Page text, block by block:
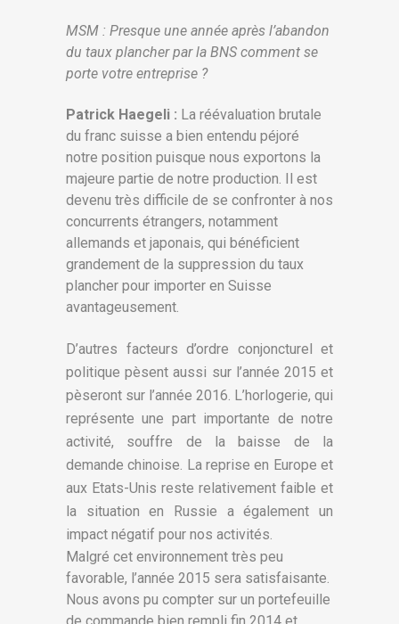
MSM : Presque une année après l’abandon
du taux plancher par la BNS comment se
porte votre entreprise ?
Patrick Haegeli : La réévaluation brutale
du franc suisse a bien entendu péjoré
notre position puisque nous exportons la
majeure partie de notre production. Il est
devenu très difficile de se confronter à nos
concurrents étrangers, notamment
allemands et japonais, qui bénéficient
grandement de la suppression du taux
plancher pour importer en Suisse
avantageusement.
D’autres facteurs d’ordre conjoncturel et
politique pèsent aussi sur l’année 2015 et
pèseront sur l’année 2016. L’horlogerie, qui
représente une part importante de notre
activité, souffre de la baisse de la
demande chinoise. La reprise en Europe et
aux Etats-Unis reste relativement faible et
la situation en Russie a également un
impact négatif pour nos activités.
Malgré cet environnement très peu
favorable, l’année 2015 sera satisfaisante.
Nous avons pu compter sur un portefeuille